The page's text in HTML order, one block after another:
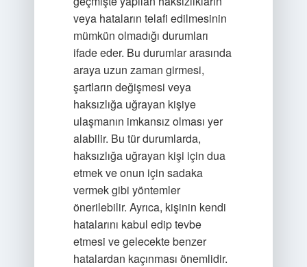
veya hataların telafi edilmesinin
mümkün olmadığı durumları
ifade eder. Bu durumlar arasında
araya uzun zaman girmesi,
şartların değişmesi veya
haksızlığa uğrayan kişiye
ulaşmanın imkansız olması yer
alabilir. Bu tür durumlarda,
haksızlığa uğrayan kişi için dua
etmek ve onun için sadaka
vermek gibi yöntemler
önerilebilir. Ayrıca, kişinin kendi
hatalarını kabul edip tevbe
etmesi ve gelecekte benzer
hatalardan kaçınması önemlidir.